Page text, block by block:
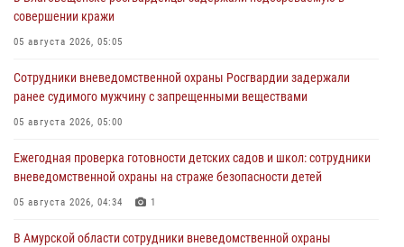
совершении кражи
05 августа 2026, 05:05
Сотрудники вневедомственной охраны Росгвардии задержали
ранее судимого мужчину с запрещенными веществами
05 августа 2026, 05:00
Ежегодная проверка готовности детских садов и школ: сотрудники
вневедомственной охраны на страже безопасности детей
05 августа 2026, 04:34 1
В Амурской области сотрудники вневедомственной охраны